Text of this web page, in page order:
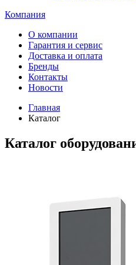
Компания
О компании
Гарантия и сервис
Доставка и оплата
Бренды
Контакты
Новости
Главная
Каталог
Каталог